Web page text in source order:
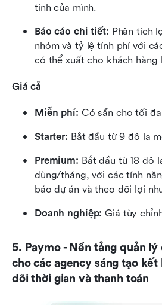
tính của mình.
Báo cáo chi tiết: Phân tích
nhóm và tỷ lệ tính phí với
có thể xuất cho khách hàng
Giá cả
Miễn phí: Có sẵn cho tối
Starter: Bắt đầu từ 9 đô la
Premium: Bắt đầu từ 18 đô
dùng/tháng, với các tính
báo dự án và theo dõi lợi
Doanh nghiệp: Giá tùy
5. Paymo - Nền tảng quản
cho các agency sáng tạo
dõi thời gian và thanh toán